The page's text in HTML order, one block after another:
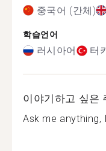
중국어 (간체)
학습언어
러시아어 터
이야기하고 싶은
Ask me anything,